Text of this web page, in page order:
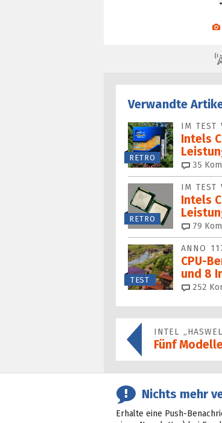
Verwandte
RETRO
IM TEST
Intels
35
RETRO
IM TEST
Intels
79
TEST
ANNO
CPU-
und 8
252
INTEL
Fünf
Nichts mehr
Erhalte eine Push-